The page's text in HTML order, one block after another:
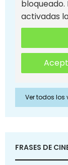
activadas
Ver todos los
FRASES DE